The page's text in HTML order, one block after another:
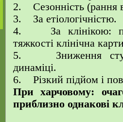
2. Сезонність (рання
3. За етіологічністю.
4. За клінікою:
тяжкості клінічна
5. Зниження
динаміці.
6. Різкий підйом і
При харчовому:
приблизно однакові